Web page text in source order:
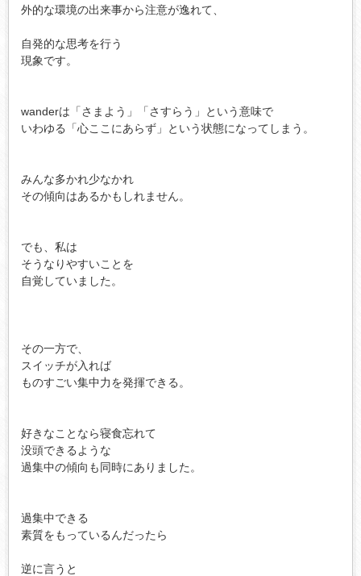
外的な環境の出来事から注意が逸れて、
自発的な思考を行う
現象です。
wanderは「さまよう」「さすらう」という意味で
いわゆる「心ここにあらず」という状態になってしまう。
みんな多かれ少なかれ
その傾向はあるかもしれません。
でも、私は
そうなりやすいことを
自覚していました。
その一方で、
スイッチが入れば
ものすごい集中力を発揮できる。
好きなことなら寝食忘れて
没頭できるような
過集中の傾向も同時にありました。
過集中できる
素質をもっているんだったら
逆に言うと